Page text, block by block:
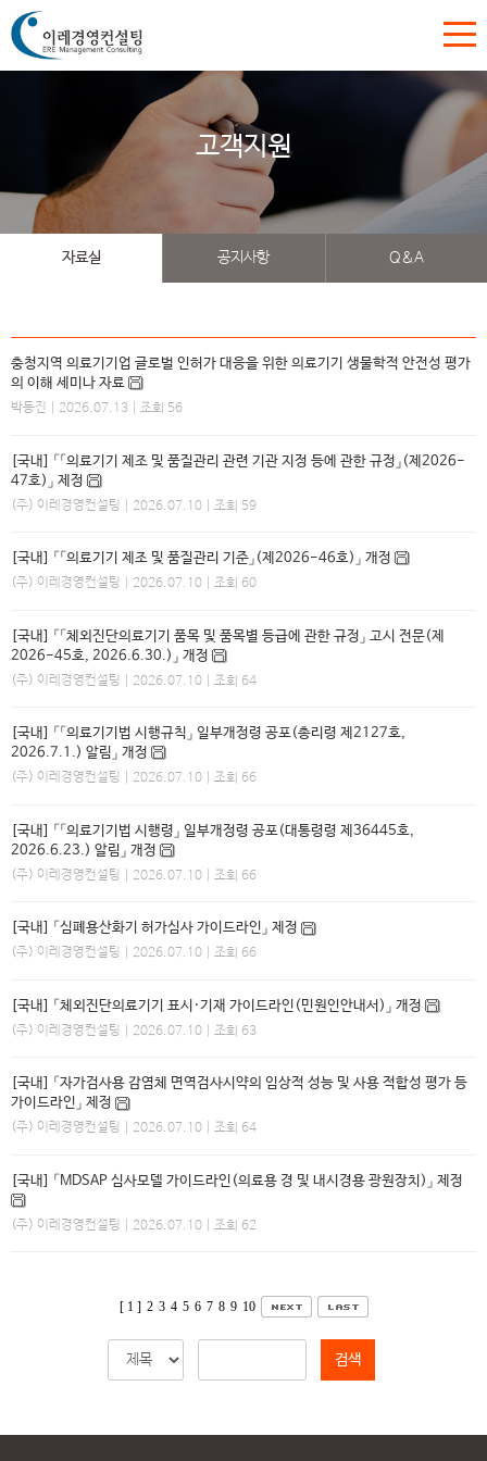
고객지원
자료실 공지사항 Q&A
충청지역 의료기기업 글로벌 인허가 대응을 위한 의료기기 생물학적 안전성 평가
의 이해 세미나 자료
박동진 | 2026.07.13 | 조회 56
[국내] 「「의료기기 제조 및 품질관리 관련 기관 지정 등에 관한 규정」(제2026-
47호)」 제정
(주) 이레경영컨설팅 | 2026.07.10 | 조회 59
[국내] 「「의료기기 제조 및 품질관리 기준」(제2026-46호)」 개정
(주) 이레경영컨설팅 | 2026.07.10 | 조회 60
[국내] 「「체외진단의료기기 품목 및 품목별 등급에 관한 규정」 고시 전문(제
2026-45호, 2026.6.30.)」 개정
(주) 이레경영컨설팅 | 2026.07.10 | 조회 64
[국내] 「「의료기기법 시행규칙」 일부개정령 공포(총리령 제2127호,
2026.7.1.) 알림」 개정
(주) 이레경영컨설팅 | 2026.07.10 | 조회 66
[국내] 「「의료기기법 시행령」 일부개정령 공포(대통령령 제36445호,
2026.6.23.) 알림」 개정
(주) 이레경영컨설팅 | 2026.07.10 | 조회 66
[국내] 「심폐용산화기 허가심사 가이드라인」 제정
(주) 이레경영컨설팅 | 2026.07.10 | 조회 66
[국내] 「체외진단의료기기 표시·기재 가이드라인(민원인안내서)」 개정
(주) 이레경영컨설팅 | 2026.07.10 | 조회 63
[국내] 「자가검사용 감염체 면역검사시약의 임상적 성능 및 사용 적합성 평가 등
가이드라인」 제정
(주) 이레경영컨설팅 | 2026.07.10 | 조회 64
[국내] 「MDSAP 심사모델 가이드라인(의료용 경 및 내시경용 광원장치)」 제정
(주) 이레경영컨설팅 | 2026.07.10 | 조회 62
[ 1 ] 2 3 4 5 6 7 8 9 10
검색